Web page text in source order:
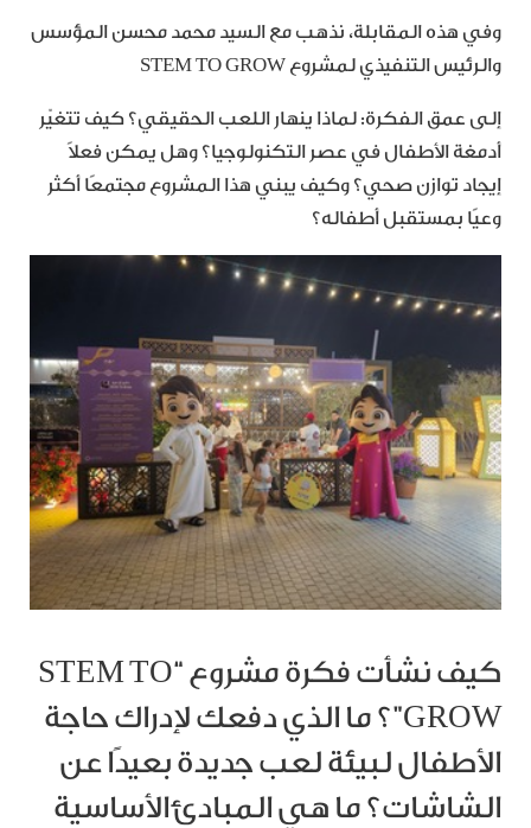
وفي هذه المقابلة، نذهب مع السيد محمد محسن المؤسس
والرئيس التنفيذي لمشروع STEM TO GROW
إلى عمق الفكرة: لماذا ينهار اللعب الحقيقي؟ كيف تتغيّر
أدمغة الأطفال في عصر التكنولوجيا؟ وهل يمكن فعلاً
إيجاد توازن صحي؟ وكيف يبني هذا المشروع مجتمعًا أكثر
وعيًا بمستقبل أطفاله؟
كيف نشأت فكرة مشروع “STEM TO
GROW”؟ ما الذي دفعك لإدراك حاجة
الأطفال لبيئة لعب جديدة بعيدًا عن
الشاشات؟ ما هي المبادئ الأساسية